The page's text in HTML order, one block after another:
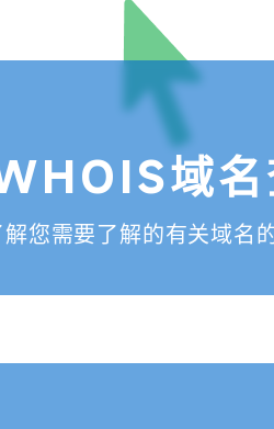
域名
解您需要了解的有关域名